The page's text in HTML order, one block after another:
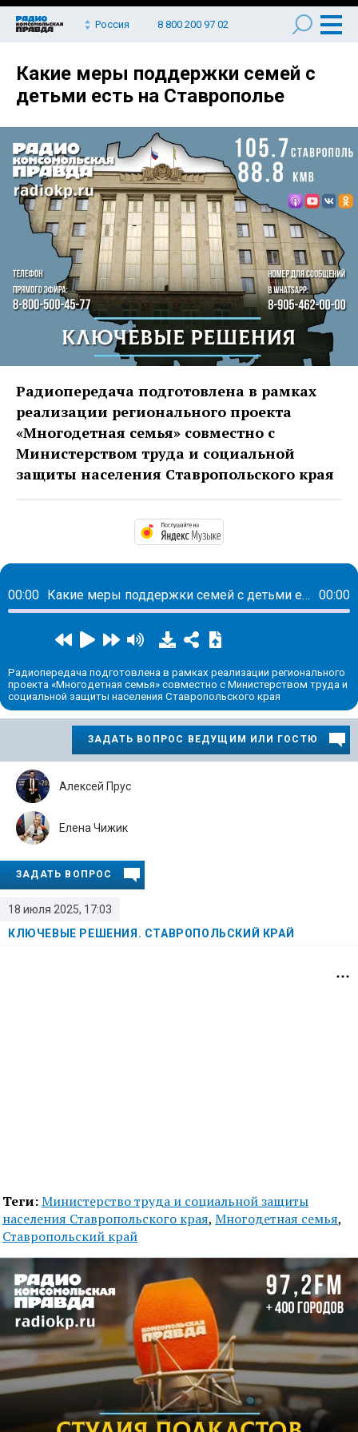
Россия 8 800 200 97 02
Какие меры поддержки семей с
детьми есть на Ставрополье
Радиопередача подготовлена в рамках
реализации регионального проекта
«Многодетная семья» совместно с
Министерством труда и социальной
защиты населения Ставропольского края
00:00 Какие меры поддержки семей с детьми есть на Ставрополье 00:00
Радиопередача подготовлена в рамках реализации регионального
проекта «Многодетная семья» совместно с Министерством труда и
социальной защиты населения Ставропольского края
ЗАДАТЬ ВОПРОС ВЕДУЩИМ ИЛИ ГОСТЮ
18 июля 2025, 17:03
КЛЮЧЕВЫЕ РЕШЕНИЯ. СТАВРОПОЛЬСКИЙ КРАЙ
Алексей Прус
Елена Чижик
ЗАДАТЬ ВОПРОС
Теги:Министерство труда и социальной защиты
населения Ставропольского края, Многодетная семья,
Ставропольский край